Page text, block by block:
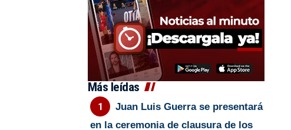
Más leídas
Juan Luis Guerra se presentará
en la ceremonia de clausura de los